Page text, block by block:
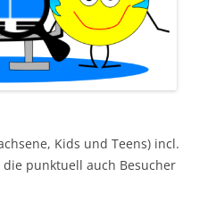
Kids und Teens) incl.
punktuell auch Besucher